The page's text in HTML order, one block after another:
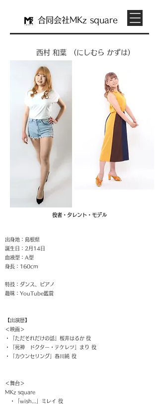
合同会社M Kz square
西村 和葉 (にしむら かずは)
​​役者・タレント・モデル
出身地：島根県
誕生日： 2月14日
血液型：A型
身長：160cm
特技：ダンス、ピアノ
趣味：YouTube鑑賞
​【出演歴】
＜映画＞
・「ただそれだけの話」桜井はるか 役
・「死神 ドクター・テケレツ」まり 役
・「カウンセリング」春川純 役
＜舞台＞
MKz square
・「wish...」ミレイ 役